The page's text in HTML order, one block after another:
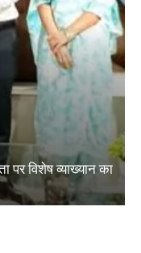
पर विशेष व्याख्यान का